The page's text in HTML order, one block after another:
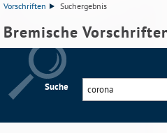
Vorschriften Suchergebnis
Bremische
Suche